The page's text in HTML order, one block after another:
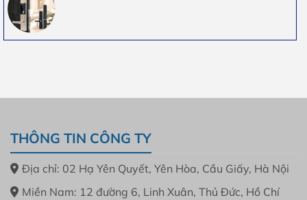
THÔNG TIN CÔNG TY
Địa chỉ: 02 Hạ Yên Quyết, Yên Hòa, Cầu Giấy, Hà Nội
Miền Nam: 12 đường 6, Linh Xuân, Thủ Đức, Hồ Chí